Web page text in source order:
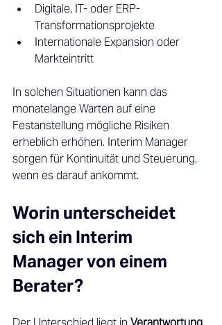
Digitale, IT- oder ERP-
Transformationsprojekte
Internationale Expansion oder
Markteintritt
In solchen Situationen kann das
monatelange Warten auf eine
Festanstellung mögliche Risiken
erheblich erhöhen. Interim Manager
sorgen für Kontinuität und Steuerung,
wenn es darauf ankommt.
Worin unterscheidet
sich ein Interim
Manager von einem
Berater?